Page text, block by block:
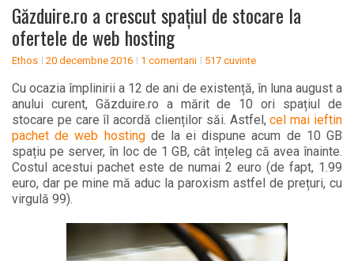
Găzduire.ro a crescut spațiul de stocare la
ofertele de web hosting
Ethos 20 decembrie 2016 1 comentarii 517 cuvinte
Cu ocazia împlinirii a 12 de ani de existență, în luna august a
anului curent, Găzduire.ro a mărit de 10 ori spațiul de
stocare pe care îl acordă clienților săi. Astfel,cel mai ieftin
pachet de web hostingde la ei dispune acum de 10 GB
spațiu pe server, în loc de 1 GB, cât înțeleg că avea înainte.
Costul acestui pachet este de numai 2 euro (de fapt, 1.99
euro, dar pe mine mă aduc la paroxism astfel de prețuri, cu
virgulă 99).